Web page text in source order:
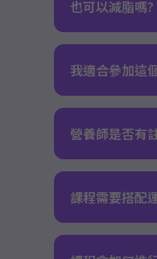
也可以減脂嗎?
我適合參加這
營養師是否有
課程需要搭配